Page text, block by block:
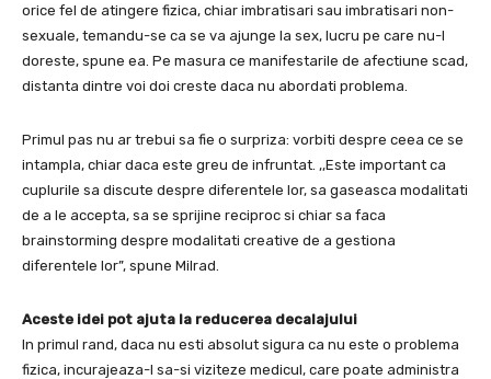
orice fel de atingere fizica, chiar imbratisari sau imbratisari non-
sexuale, temandu-se ca se va ajunge la sex, lucru pe care nu-l
doreste, spune ea. Pe masura ce manifestarile de afectiune scad,
distanta dintre voi doi creste daca nu abordati problema.
Primul pas nu ar trebui sa fie o surpriza: vorbiti despre ceea ce se
intampla, chiar daca este greu de infruntat. ,,Este important ca
cuplurile sa discute despre diferentele lor, sa gaseasca modalitati
de a le accepta, sa se sprijine reciproc si chiar sa faca
brainstorming despre modalitati creative de a gestiona
diferentele lor”, spune Milrad.
Aceste idei pot ajuta la reducerea decalajului
In primul rand, daca nu esti absolut sigura ca nu este o problema
fizica, incurajeaza-l sa-si viziteze medicul, care poate administra